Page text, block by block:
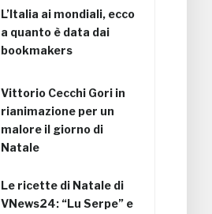
L’Italia ai mondiali, ecco
a quanto è data dai
bookmakers
Vittorio Cecchi Gori in
rianimazione per un
malore il giorno di
Natale
Le ricette di Natale di
VNews24: “Lu Serpe” e